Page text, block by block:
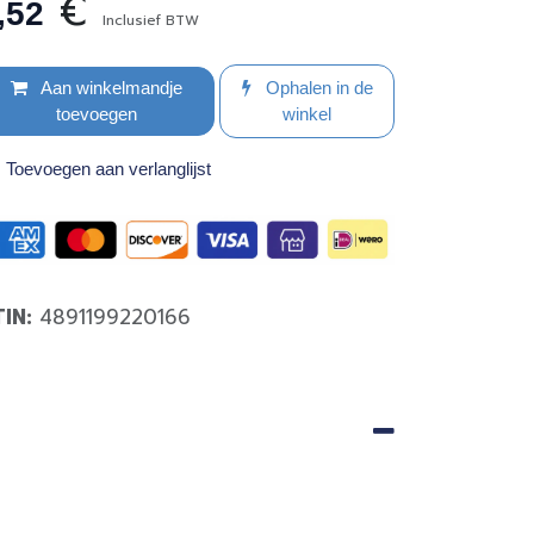
Inclusief BTW
Aan winkelmandje
toevoegen
Ophalen in de
winkel
Toevoegen aan verlanglijst
4891199220166